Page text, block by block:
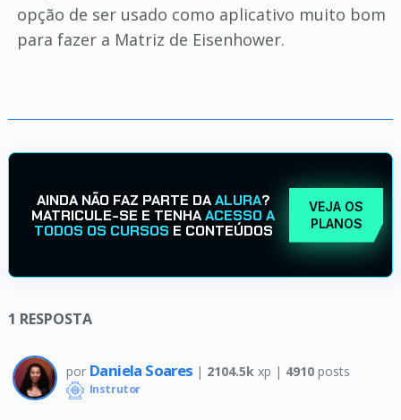
opção de ser usado como aplicativo muito bom
para fazer a Matriz de Eisenhower.
AINDA NÃO FAZ PARTE DAALURA?
MATRICULE-SE E TENHAACESSO A
TODOS OS CURSOS E CONTEÚDOS
VEJA OS
PLANOS
1 RESPOSTA
por Daniela Soares | 2104.5k xp | 4910posts
Instrutor